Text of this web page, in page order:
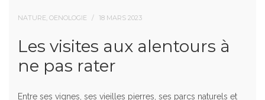
NATURE, OENOLOGIE 18 MARS 2023
Les visites aux alentours à
ne pas rater
Entre ses vignes, ses vieilles pierres, ses parcs naturels et